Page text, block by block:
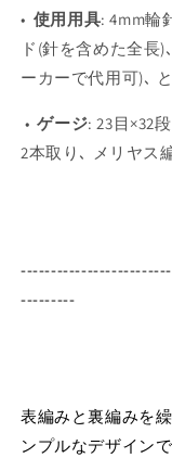
• 使用用具:4mm輪
ド(針を含めた全長
ーカーで代用可)､
• ゲージ:23目×32
2本取り､ メリヤス
---------
表編みと裏編みを
ンプルなデザイン